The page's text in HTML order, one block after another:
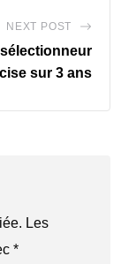
NEXT POST
sur 3 ans
Les
*